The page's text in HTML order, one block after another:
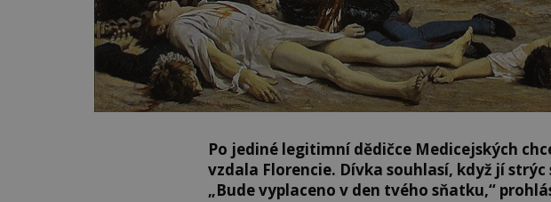
Po jediné legitimní dědičce Medicejských
vzdala Florencie. Dívka souhlasí, když jí
„Bude vyplaceno v den tvého sňatku,“